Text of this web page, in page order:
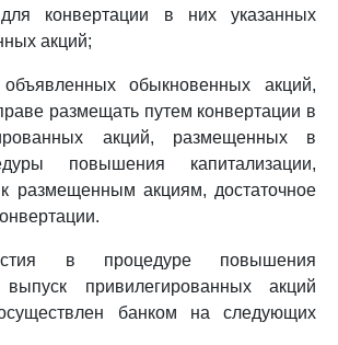
конвертации в них указанных
акций;
обыкновенных акций,
размещать путем конвертации в
акций, размещенных в
повышения капитализации,
размещенным акциям, достаточное
в процедуре повышения
выпуск привилегированных акций
банком на следующих